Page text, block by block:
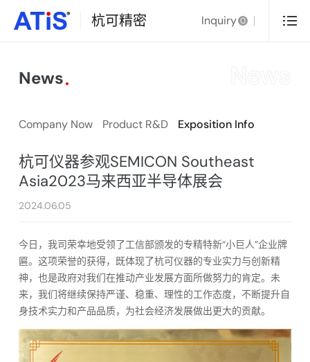
杭可精密 Inquiry 0
News
Company Now Product R&D Exposition Info
杭可仪器参观SEMICON Southeast
Asia2023马来西亚半导体展会
2024.06.05
今日，我司荣幸地受领了工信部颁发的专精特新“小巨人”企业牌
匾。这项荣誉的获得，既体现了杭可仪器的专业实力与创新精
神，也是政府对我们在推动产业发展方面所做努力的肯定。未
来，我们将继续保持严谨、稳重、理性的工作态度，不断提升自
身技术实力和产品品质，为社会经济发展做出更大的贡献。